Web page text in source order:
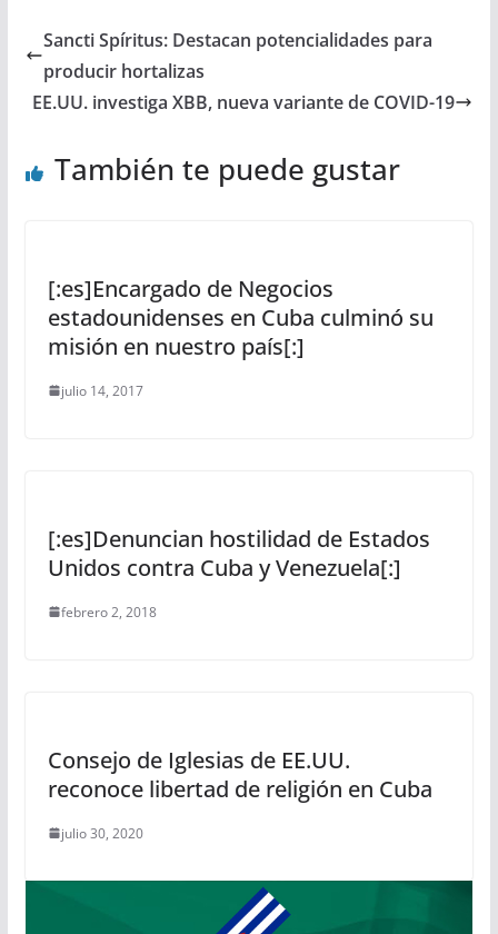
Sancti Spíritus: Destacan potencialidades para
producir hortalizas
EE.UU. investiga XBB, nueva variante de COVID-19
También te puede gustar
[:es]Encargado de Negocios
estadounidenses en Cuba culminó su
misión en nuestro país[:]
julio 14, 2017
[:es]Denuncian hostilidad de Estados
Unidos contra Cuba y Venezuela[:]
febrero 2, 2018
Consejo de Iglesias de EE.UU.
reconoce libertad de religión en Cuba
julio 30, 2020